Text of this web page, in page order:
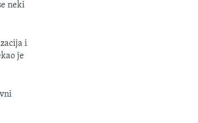
neki
i
je